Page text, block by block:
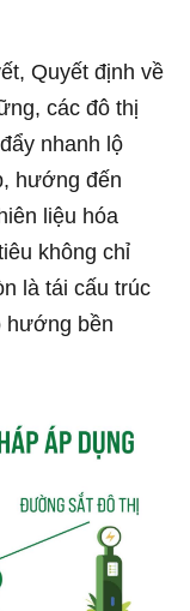
Quyết định về
các đô thị
nhanh lộ
hướng đến
liệu hóa
không chỉ
là tái cấu trúc
hướng bền